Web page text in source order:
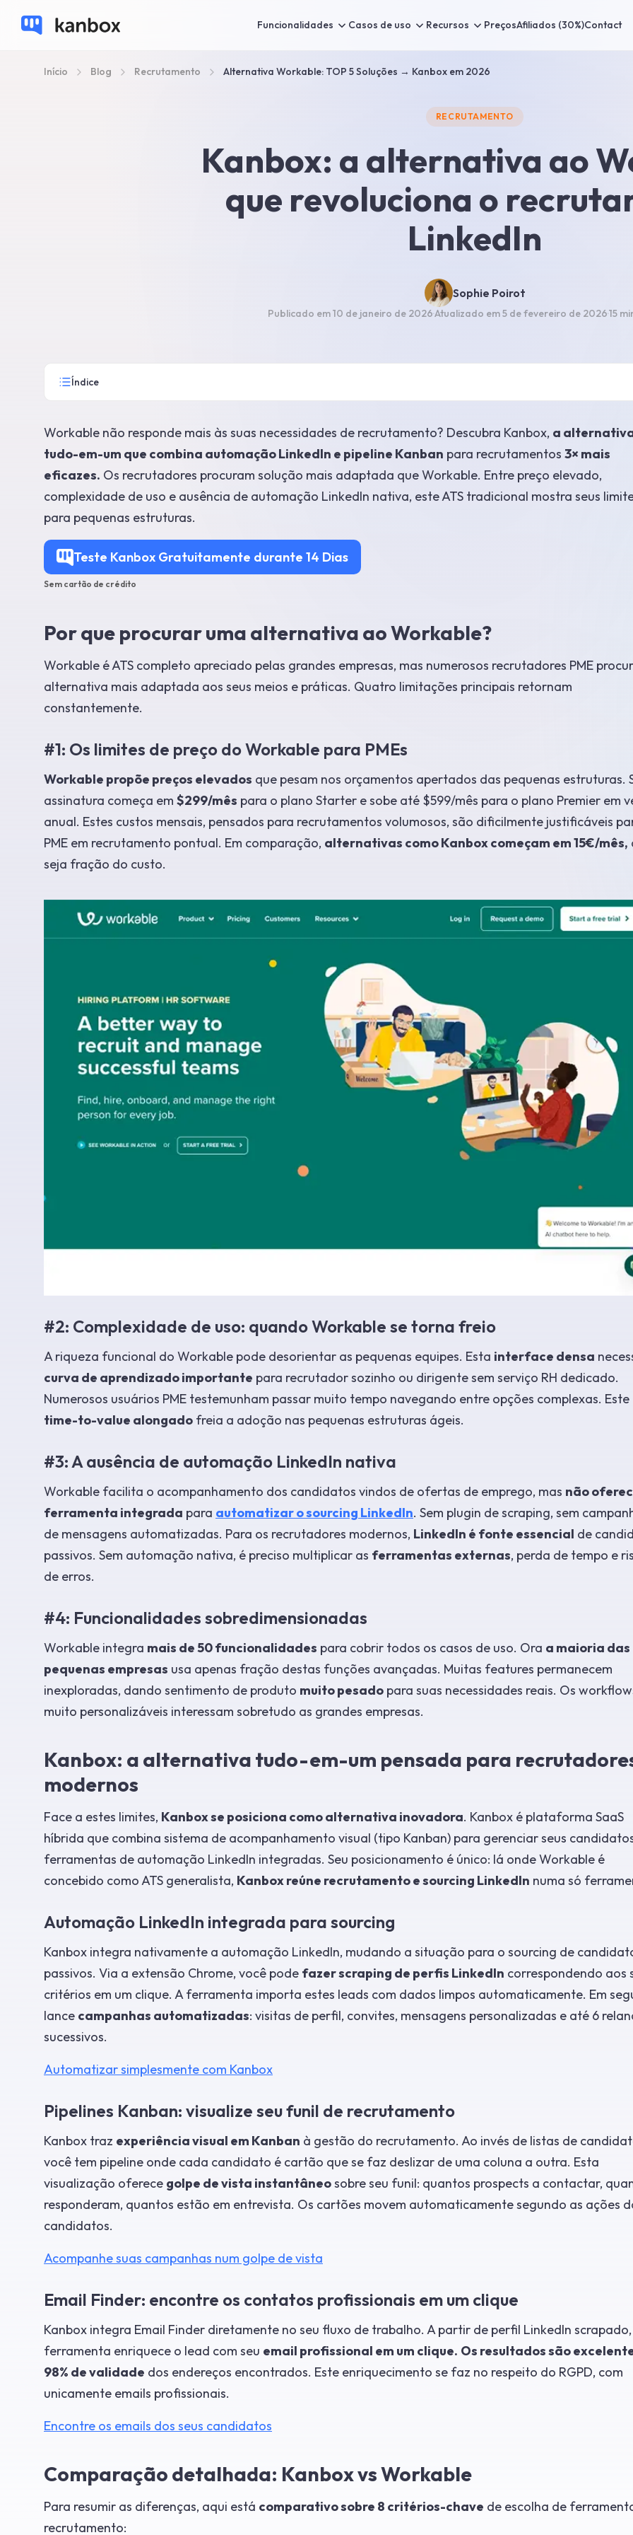
Funcionalidades Casos de uso Recursos PreçosAfiliados (30%)Contact
Início Blog Recrutamento Alternativa Workable: TOP 5 Soluções → Kanbox em 2026
RECRUTAMENTO
Kanbox: a alternativa ao
que revoluciona o
LinkedIn
Sophie Poirot
Publicado em10 de janeiro de 2026·Atualizado em5 de fevereiro de 2026·15
Índice
Workable não responde mais às suas necessidades de recrutamento? Descubra Kanbox, a
tudo-em-um que combina automação LinkedIn e pipeline Kanban para recrutamentos 3× mais
eficazes. Os recrutadores procuram solução mais adaptada que Workable. Entre preço elevado,
complexidade de uso e ausência de automação LinkedIn nativa, este ATS tradicional mostra seus
para pequenas estruturas.
Teste Kanbox Gratuitamente durante 14 Dias
Sem cartão de crédito
Por que procurar uma alternativa ao Workable?
Workable é ATS completo apreciado pelas grandes empresas, mas numerosos recrutadores PME
alternativa mais adaptada aos seus meios e práticas. Quatro limitações principais retornam
constantemente.
#1: Os limites de preço do Workable para PMEs
Workable propõe preços elevados que pesam nos orçamentos apertados das pequenas estruturas.
assinatura começa em $299/mês para o plano Starter e sobe até $599/mês para o plano Premier em
anual. Estes custos mensais, pensados para recrutamentos volumosos, são dificilmente justificáveis
PME em recrutamento pontual. Em comparação, alternativas como Kanbox começam em 15€/mês,
seja fração do custo.
#2: Complexidade de uso: quando Workable se torna freio
A riqueza funcional do Workable pode desorientar as pequenas equipes. Esta interface densa
curva de aprendizado importante para recrutador sozinho ou dirigente sem serviço RH dedicado.
Numerosos usuários PME testemunham passar muito tempo navegando entre opções complexas. Este
time-to-value alongado freia a adoção nas pequenas estruturas ágeis.
#3: A ausência de automação LinkedIn nativa
Workable facilita o acompanhamento dos candidatos vindos de ofertas de emprego, mas não
ferramenta integrada para automatizar o sourcing LinkedIn. Sem plugin de scraping, sem
de mensagens automatizadas. Para os recrutadores modernos, LinkedIn é fonte essencial de
passivos. Sem automação nativa, é preciso multiplicar as ferramentas externas, perda de tempo e
de erros.
#4: Funcionalidades sobredimensionadas
Workable integra mais de 50 funcionalidades para cobrir todos os casos de uso. Ora a maioria das
pequenas empresas usa apenas fração destas funções avançadas. Muitas features permanecem
inexploradas, dando sentimento de produto muito pesado para suas necessidades reais. Os
muito personalizáveis interessam sobretudo as grandes empresas.
Kanbox: a alternativa tudo-em-um pensada para
modernos
Face a estes limites, Kanbox se posiciona como alternativa inovadora. Kanbox é plataforma SaaS
híbrida que combina sistema de acompanhamento visual (tipo Kanban) para gerenciar seus
ferramentas de automação LinkedIn integradas. Seu posicionamento é único: lá onde Workable é
concebido como ATS generalista, Kanbox reúne recrutamento e sourcing LinkedIn numa só
Automação LinkedIn integrada para sourcing
Kanbox integra nativamente a automação LinkedIn, mudando a situação para o sourcing de
passivos. Via a extensão Chrome, você pode fazer scraping de perfis LinkedIn correspondendo aos
critérios em um clique. A ferramenta importa estes leads com dados limpos automaticamente. Em
lance campanhas automatizadas: visitas de perfil, convites, mensagens personalizadas e até 6
sucessivos.
Automatizar simplesmente com Kanbox
Pipelines Kanban: visualize seu funil de recrutamento
Kanbox traz experiência visual em Kanban à gestão do recrutamento. Ao invés de listas de
você tem pipeline onde cada candidato é cartão que se faz deslizar de uma coluna a outra. Esta
visualização oferece golpe de vista instantâneosobre seu funil: quantos prospects a contactar,
responderam, quantos estão em entrevista. Os cartões movem automaticamente segundo as ações
candidatos.
Acompanhe suas campanhas num golpe de vista
Email Finder: encontre os contatos profissionais em um clique
Kanbox integra Email Finder diretamente no seu fluxo de trabalho. A partir de perfil LinkedIn
ferramenta enriquece o lead com seu email profissional em um clique. Os resultados são
98% de validade dos endereços encontrados. Este enriquecimento se faz no respeito do RGPD, com
unicamente emails profissionais.
Encontre os emails dos seus candidatos
Comparação detalhada: Kanbox vs Workable
Para resumir as diferenças, aqui está comparativo sobre 8 critérios-chave de escolha de
recrutamento: